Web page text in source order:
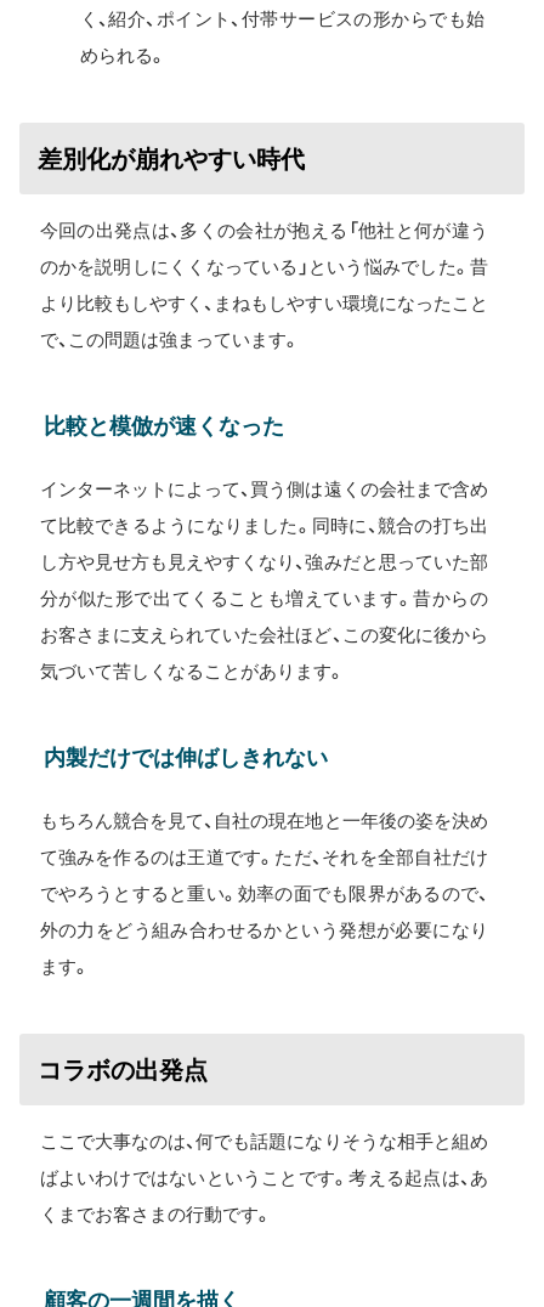
く、紹介、ポイント、付帯サービスの形からでも始
められる。
差別化が崩れやすい時代
今回の出発点は、多くの会社が抱える「他社と何が違う
のかを説明しにくくなっている」という悩みでした。昔
より比較もしやすく、まねもしやすい環境になったこと
で、この問題は強まっています。
比較と模倣が速くなった
インターネットによって、買う側は遠くの会社まで含め
て比較できるようになりました。同時に、競合の打ち出
し方や見せ方も見えやすくなり、強みだと思っていた部
分が似た形で出てくることも増えています。昔からの
お客さまに支えられていた会社ほど、この変化に後から
気づいて苦しくなることがあります。
内製だけでは伸ばしきれない
もちろん競合を見て、自社の現在地と一年後の姿を決め
て強みを作るのは王道です。ただ、それを全部自社だけ
でやろうとすると重い。効率の面でも限界があるので、
外の力をどう組み合わせるかという発想が必要になり
ます。
コラボの出発点
ここで大事なのは、何でも話題になりそうな相手と組め
ばよいわけではないということです。考える起点は、あ
くまでお客さまの行動です。
顧客の一週間を描く